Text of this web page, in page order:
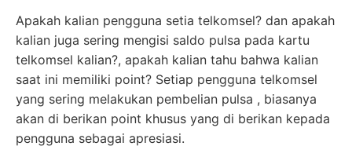
Apakah kalian pengguna setia telkomsel? dan apakah
kalian juga sering mengisi saldo pulsa pada kartu
telkomsel kalian?, apakah kalian tahu bahwa kalian
saat ini memiliki point? Setiap pengguna telkomsel
yang sering melakukan pembelian pulsa , biasanya
akan di berikan point khusus yang di berikan kepada
pengguna sebagai apresiasi.